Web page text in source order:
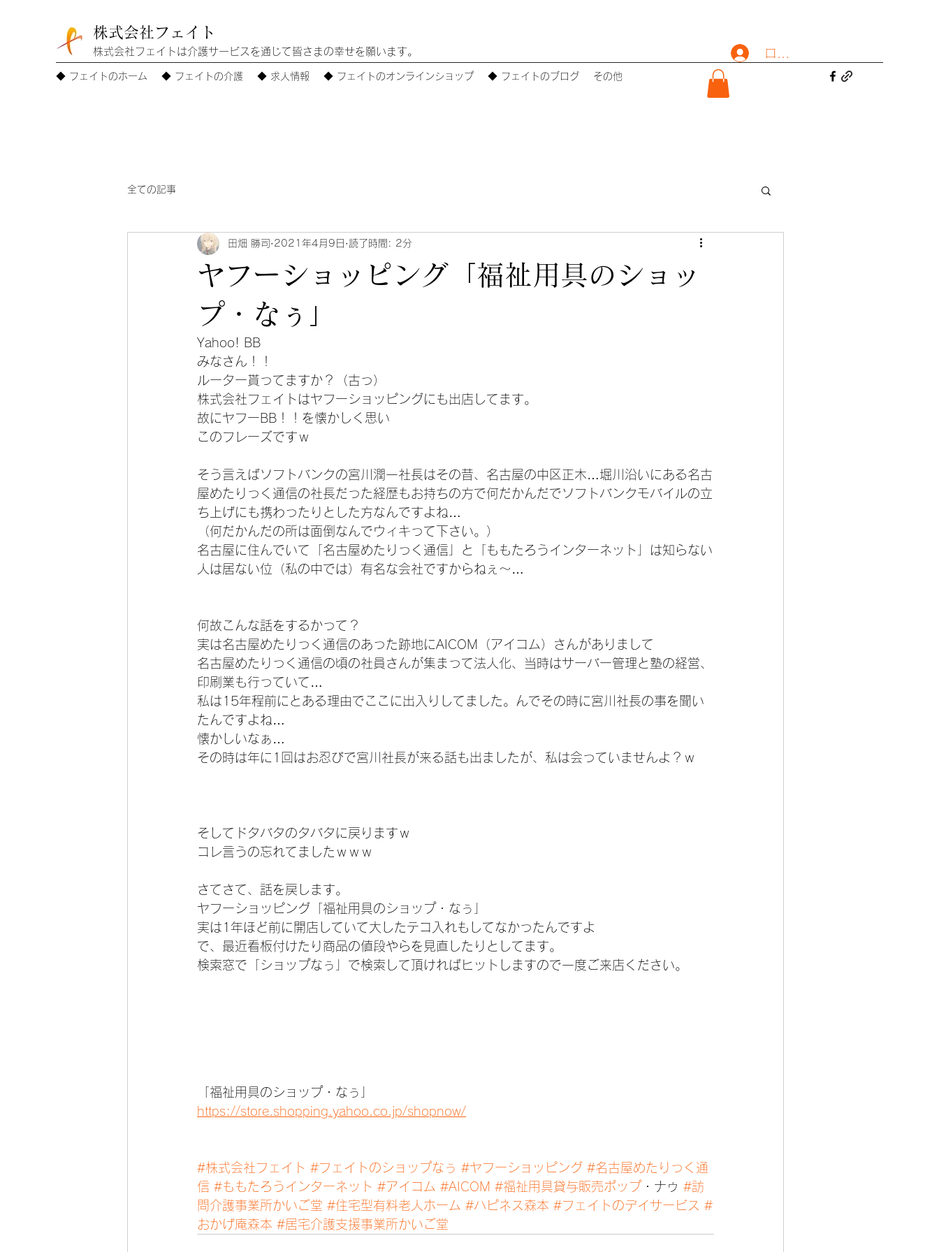
株式会社フェイト
株式会社フェイトは介護サービスを通じて皆さまの幸せを願います。
◆ フェイトのホーム ◆ フェイトの介護 ◆ 求人情報 ◆ フェイトのオンラインショップ ◆ フェイトのブログ その他
ログイン
全ての記事
ヤフーショッピング「福祉用具のショッ
プ・なぅ」
田畑 勝司 2021年4月9日 読了時間: 2分
Yahoo! BB
みなさん！！
ルーター貰ってますか？（古っ）
株式会社フェイトはヤフーショッピングにも出店してます。
故にヤフーBB！！を懐かしく思い
このフレーズですｗ
そう言えばソフトバンクの宮川潤一社長はその昔、名古屋の中区正木…堀川沿いにある名古
屋めたりっく通信の社長だった経歴もお持ちの方で何だかんだでソフトバンクモバイルの立
ち上げにも携わったりとした方なんですよね…
（何だかんだの所は面倒なんでウィキって下さい。）
名古屋に住んでいて「名古屋めたりっく通信」と「ももたろうインターネット」は知らない
人は居ない位（私の中では）有名な会社ですからねぇ～…
何故こんな話をするかって？
実は名古屋めたりっく通信のあった跡地にAICOM（アイコム）さんがありまして
名古屋めたりっく通信の頃の社員さんが集まって法人化、当時はサーバー管理と塾の経営、
印刷業も行っていて…
私は15年程前にとある理由でここに出入りしてました。んでその時に宮川社長の事を聞い
たんですよね…
懐かしいなぁ…
その時は年に1回はお忍びで宮川社長が来る話も出ましたが、私は会っていませんよ？ｗ
そしてドタバタのタバタに戻りますｗ
コレ言うの忘れてましたｗｗｗ
さてさて、話を戻します。
ヤフーショッピング「福祉用具のショップ・なぅ」
実は1年ほど前に開店していて大したテコ入れもしてなかったんですよ
で、最近看板付けたり商品の値段やらを見直したりとしてます。
検索窓で「ショップなぅ」で検索して頂ければヒットしますので一度ご来店ください。
「福祉用具のショップ・なぅ」
https://store.shopping.yahoo.co.jp/shopnow/
#株式会社フェイト #フェイトのショップなぅ #ヤフーショッピング #名古屋めたりっく通
信 #ももたろうインターネット #アイコム #AICOM #福祉用具貸与販売ポップ ・ナゥ #訪
問介護事業所かいご堂 #住宅型有料老人ホーム #ハピネス森本 #フェイトのデイサービス #
おかげ庵森本 #居宅介護支援事業所かいご堂